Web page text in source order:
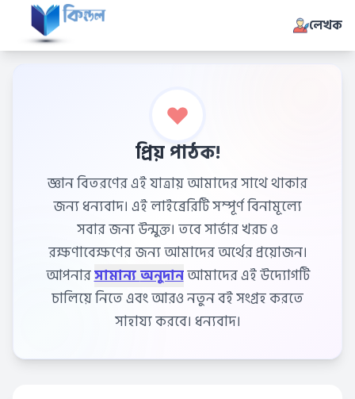
লেখক
প্রিয় পাঠক!
জ্ঞান বিতরণের এই যাত্রায় আমাদের সাথে থাকার
জন্য ধন্যবাদ। এই লাইব্রেরিটি সম্পূর্ণ বিনামূল্যে
সবার জন্য উন্মুক্ত। তবে সার্ভার খরচ ও
রক্ষণাবেক্ষণের জন্য আমাদের অর্থের প্রয়োজন।
আপনার
সামান্য অনুদানআমাদের এই উদ্যোগটি
চালিয়ে নিতে এবং আরও নতুন বই সংগ্রহ করতে
সাহায্য করবে। ধন্যবাদ।